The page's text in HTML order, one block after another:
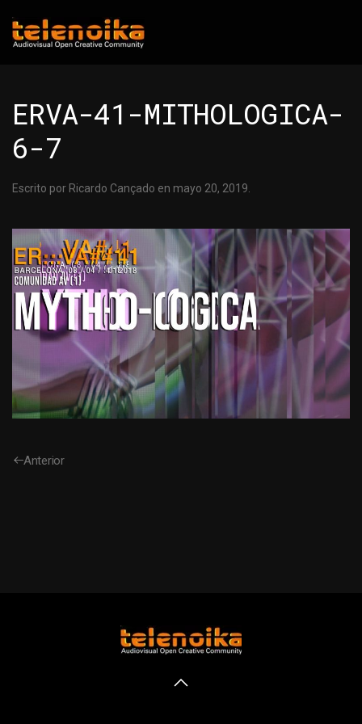
Ir al contenido principal
ERVA-41-MITHOLOGICA-
6-7
Escrito por Ricardo Cançado en mayo 20, 2019
Anterior